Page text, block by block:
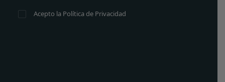
Acepto la Política de Privacidad